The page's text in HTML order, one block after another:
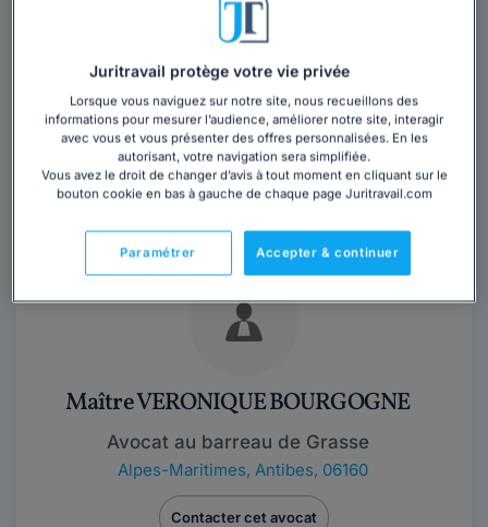
Cabinet AMADORI AVOCAT
Avocat au barreau de Grasse
Alpes-Maritimes,Antibes, 06160
Contacter ce cabinet
Maître VERONIQUE BOURGOGNE
Avocat au barreau de Grasse
Alpes-Maritimes, Antibes, 06160
Contacter cet avocat
Juritravail protège votre vie privée
Lorsque vous naviguez sur notre site, nous recueillons des
informations pour mesurer l’audience, améliorer notre site, interagir
avec vous et vous présenter des offres personnalisées. En les
autorisant, votre navigation sera simplifiée.
Vous avez le droit de changer d’avis à tout moment en cliquant sur le
bouton cookie en bas à gauche de chaque page Juritravail.com
Accepter & continuer
Paramétrer